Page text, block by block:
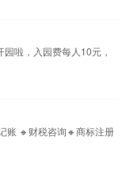
啦，入园费每人10元，
账 🔸财税咨询🔸商标注册